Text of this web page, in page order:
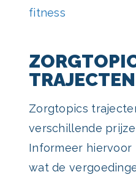
fitness
TRAJECTEN
Zorgtopics
verschillende
Informeer hiervoor
wat de